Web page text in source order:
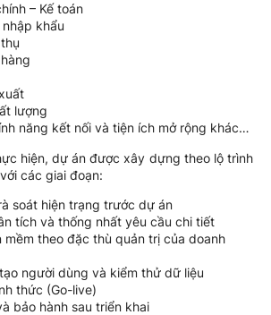
– Kế toán
khẩu
lượng
năng kết nối và tiện ích mở rộng khác…
hiện, dự án được xây dựng theo lộ trình
các giai đoạn:
soát hiện trạng trước dự án
tích và thống nhất yêu cầu chi tiết
mềm theo đặc thù quản trị của doanh
người dùng và kiểm thử dữ liệu
thức (Go-live)
bảo hành sau triển khai